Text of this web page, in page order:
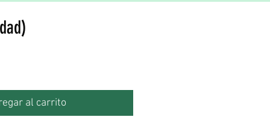
al carrito